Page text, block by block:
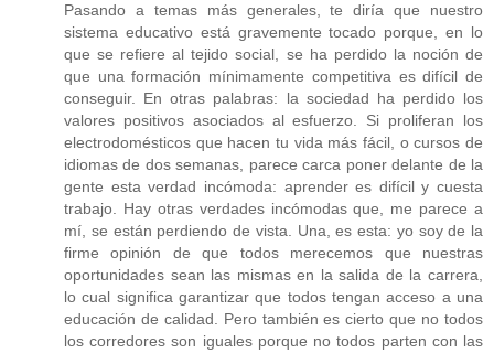
Pasando a temas más generales, te diría que nuestro
sistema educativo está gravemente tocado porque, en lo
que se refiere al tejido social, se ha perdido la noción de
que una formación mínimamente competitiva es difícil de
conseguir. En otras palabras: la sociedad ha perdido los
valores positivos asociados al esfuerzo. Si proliferan los
electrodomésticos que hacen tu vida más fácil, o cursos de
idiomas de dos semanas, parece carca poner delante de la
gente esta verdad incómoda: aprender es difícil y cuesta
trabajo. Hay otras verdades incómodas que, me parece a
mí, se están perdiendo de vista. Una, es esta: yo soy de la
firme opinión de que todos merecemos que nuestras
oportunidades sean las mismas en la salida de la carrera,
lo cual significa garantizar que todos tengan acceso a una
educación de calidad. Pero también es cierto que no todos
los corredores son iguales porque no todos parten con las